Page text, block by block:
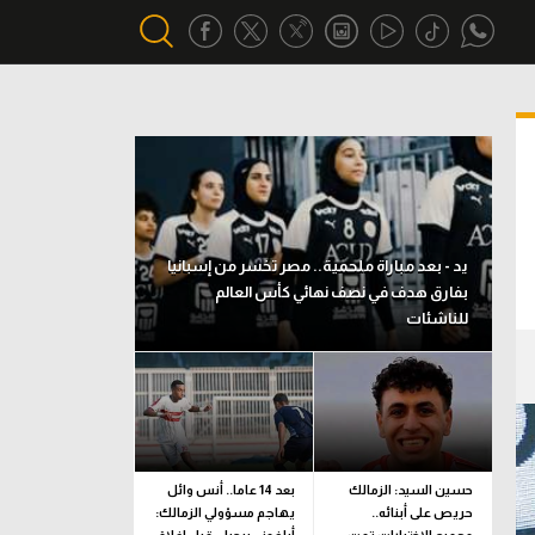
أقسام خاصة
Gamers
ميركاتو
تحقيق في الجول
تقرير في الجول
تحليل في الجول
حكايات في الجول
كويز في الجول
فيديو في الجول
يد - بعد مباراة ملحمية.. مصر تخسر من إسبانيا
بفارق هدف في نصف نهائي كأس العالم
للناشئات
حسين السيد: الزمالك
حريص على أبنائه..
بعد 14 عاما.. أنس وائل
يهاجم مسؤولي الزمالك: